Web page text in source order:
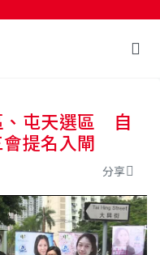
尋、屯天選區 自
提名入閘
分享